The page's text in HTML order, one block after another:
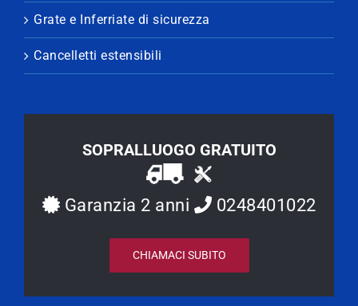
Grate e Inferriate di sicurezza
Cancelletti estensibili
SOPRALLUOGO GRATUITO
Garanzia 2 anni 0248401022
CHIAMACI SUBITO